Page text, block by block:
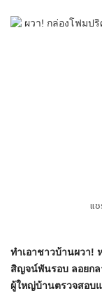
แ
ทำเอาชาวบ้านผวา!
สิญจน์พันรอบ ลอยกล
ผู้ใหญ่บ้านตรวจสอบแ